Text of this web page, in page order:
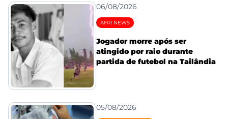
06/08/2026
AFRI NEWS
Jogador morre após ser
atingido por raio durante
partida de futebol na Tailândia
05/08/2026